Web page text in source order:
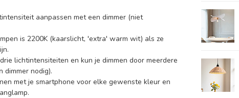
aanpassen met een dimmer (niet
is 2200K (kaarslicht, 'extra' warm wit) als ze
lichtintensiteiten en kun je dimmen door meerdere
dimmer nodig).
met je smartphone voor elke gewenste kleur en